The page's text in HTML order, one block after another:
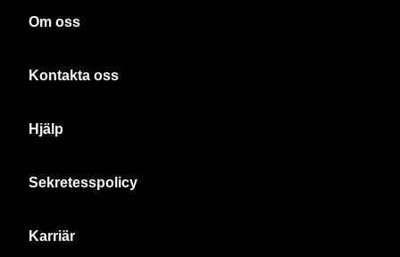
Om oss
Kontakta oss
Hjälp
Sekretesspolicy
Karriär